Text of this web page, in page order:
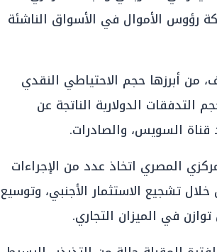
رؤوس الأموال في الأسواق الناشئة
من أبرزها حجم الاحتياطي النقدي
التدفقات الدولارية الناتجة عن
قناة السويس، والصادرات.
المصري اتخاذ عدد من الإجراءات
تشجيع الاستثمار الأجنبي، وتوسيع
في الميزان التجاري.